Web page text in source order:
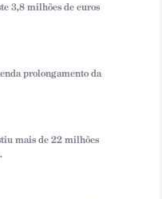
3,8 milhões de euros
prolongamento da
mais de 22 milhões